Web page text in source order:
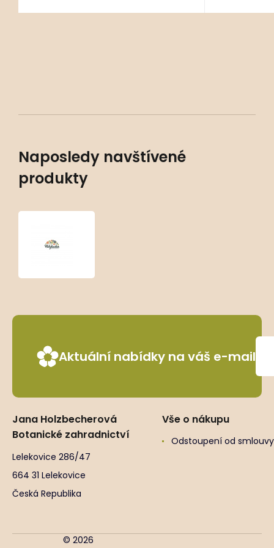
Naposledy navštívené
produkty
Aktuální nabídky na váš e-mail
Jana Holzbecherová
Botanické zahradnictví
Lelekovice 286/47
664 31 Lelekovice
Česká Republika
Vše o nákupu
Odstoupení od smlouvy
© 2026